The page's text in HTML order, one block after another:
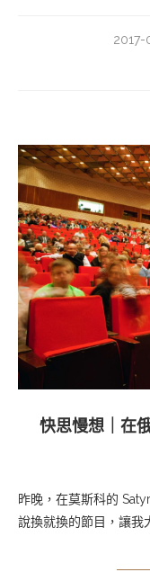
2017-
快思慢想｜在
昨晚，在莫斯科的
說換就換的節目，讓我